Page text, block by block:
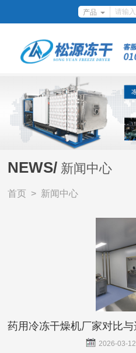
NEWS/ 新闻中心
首页 > 新闻中心
2026-03-12